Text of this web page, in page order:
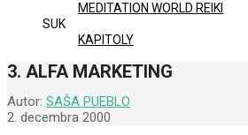
MEDITATION WORLD REIKI
SUK
KAPITOLY
3. ALFA MARKETING
Autor: SAŠA PUEBLO
2. decembra 2000